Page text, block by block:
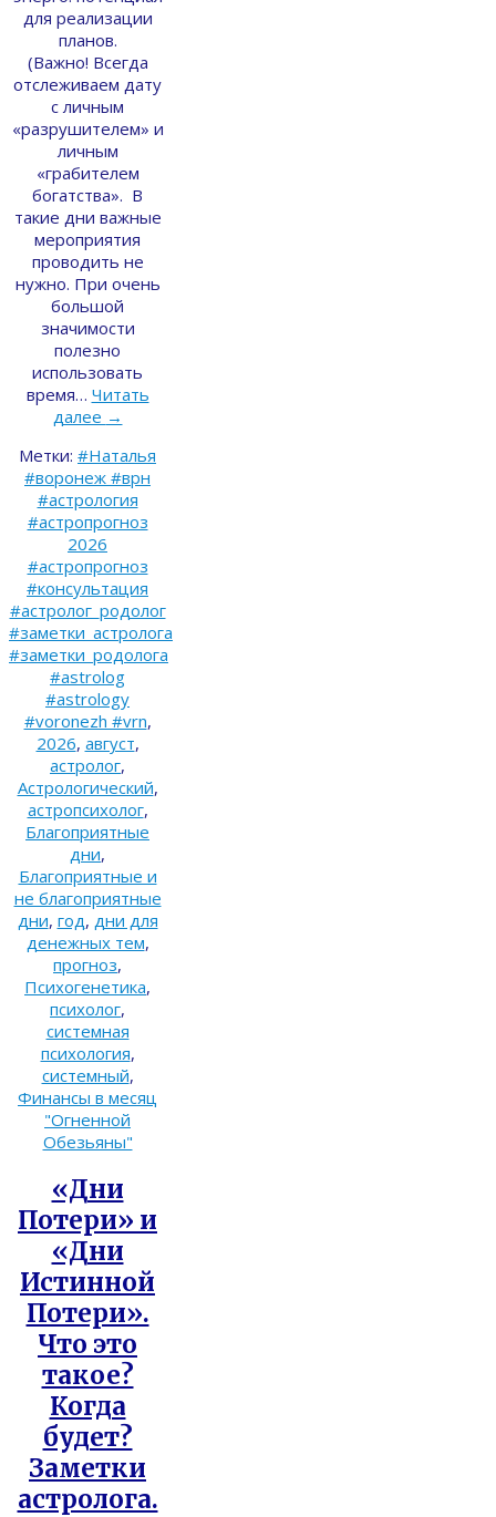
для реализации
планов.
(Важно! Всегда
отслеживаем дату
с личным
«разрушителем» и
личным
«грабителем
богатства». В
такие дни важные
мероприятия
проводить не
нужно. При очень
большой
значимости
полезно
использовать
время… Читать
далее →
Метки: #Наталья
#воронеж #врн
#астрология
#астропрогноз
2026
#астропрогноз
#консультация
#астролог_родолог
#заметки_астролога
#заметки_родолога
#astrolog
#astrology
#voronezh #vrn,
2026, август,
астролог,
Астрологический,
астропсихолог,
Благоприятные
дни,
Благоприятные и
не благоприятные
дни, год, дни для
денежных тем,
прогноз,
Психогенетика,
психолог,
системная
психология,
системный,
Финансы в месяц
"Огненной
Обезьяны"
«Дни
Потери» и
«Дни
Истинной
Потери».
Что это
такое?
Когда
будет?
Заметки
астролога.